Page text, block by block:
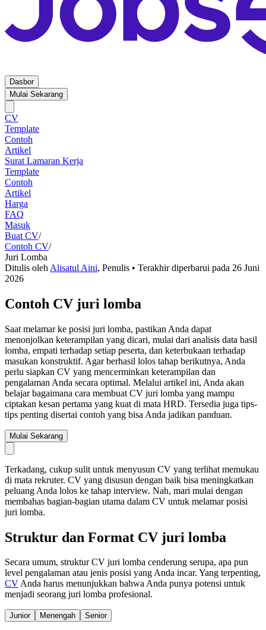
Dasbor
Mulai Sekarang
CV
Template
Contoh
Artikel
Surat Lamaran Kerja
Template
Contoh
Artikel
Harga
FAQ
Masuk
Buat CV/
Contoh CV/
Juri Lomba
Ditulis oleh Alisatul Aini, Penulis • Terakhir diperbarui pada 26 Juni
2026
Contoh CV juri lomba
Saat melamar ke posisi juri lomba, pastikan Anda dapat
menonjolkan keterampilan yang dicari, mulai dari analisis data hasil
lomba, empati terhadap setiap peserta, dan keterbukaan terhadap
masukan konstruktif. Agar berhasil lolos tahap berikutnya, Anda
perlu siapkan CV yang mencerminkan keterampilan dan
pengalaman Anda secara optimal. Melalui artikel ini, Anda akan
belajar bagaimana cara membuat CV juri lomba yang mampu
ciptakan kesan pertama yang kuat di mata HRD. Tersedia juga tips-
tips penting disertai contoh yang bisa Anda jadikan panduan.
Mulai Sekarang
Terkadang, cukup sulit untuk menyusun CV yang terlihat memukau
di mata rekruter. CV yang disusun dengan baik bisa meningkatkan
peluang Anda lolos ke tahap interview. Nah, mari mulai dengan
membahas bagian-bagian utama dalam CV untuk melamar posisi
juri lomba.
Struktur dan Format CV juri lomba
Secara umum, struktur CV juri lomba cenderung serupa, apa pun
level pengalaman atau jenis posisi yang Anda incar. Yang terpenting,
CVAnda harus menunjukkan bahwa Anda punya potensi untuk
menjadi seorang juri lomba profesional.
Junior Menengah Senior